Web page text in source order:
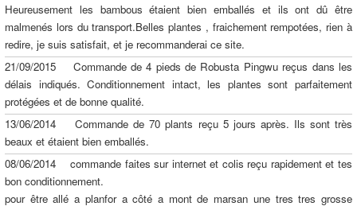
Heureusement les bambous étaient bien emballés et ils ont dû être
malmenés lors du transport.Belles plantes , fraichement rempotées, rien à
redire, je suis satisfait, et je recommanderai ce site.
21/09/2015 Commande de 4 pieds de Robusta Pingwu reçus dans les
délais indiqués. Conditionnement intact, les plantes sont parfaitement
protégées et de bonne qualité.
13/06/2014 Commande de 70 plants reçu 5 jours après. Ils sont très
beaux et étaient bien emballés.
08/06/2014 commande faites sur internet et colis reçu rapidement et tes
bon conditionnement.
pour être allé a planfor a côté a mont de marsan une tres tres grosse